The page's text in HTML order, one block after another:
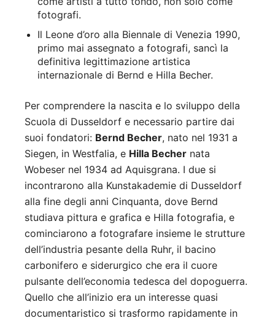
fotografi.
Il Leone d’oro alla Biennale di Venezia 1990,
primo mai assegnato a fotografi, sancì la
definitiva legittimazione artistica
internazionale di Bernd e Hilla Becher.
Per comprendere la nascita e lo sviluppo della
Scuola di Dusseldorf e necessario partire dai
suoi fondatori: Bernd Becher, nato nel 1931 a
Siegen, in Westfalia, e Hilla Becher nata
Wobeser nel 1934 ad Aquisgrana. I due si
incontrarono alla Kunstakademie di Dusseldorf
alla fine degli anni Cinquanta, dove Bernd
studiava pittura e grafica e Hilla fotografia, e
cominciarono a fotografare insieme le strutture
dell’industria pesante della Ruhr, il bacino
carbonifero e siderurgico che era il cuore
pulsante dell’economia tedesca del dopoguerra.
Quello che all’inizio era un interesse quasi
documentaristico si trasformo rapidamente in